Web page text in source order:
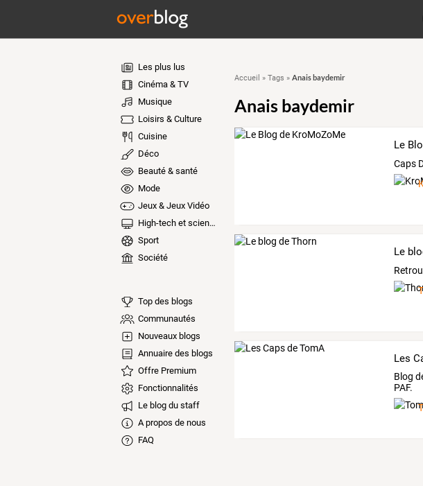
Les plus lus
Cinéma & TV
Musique
Loisirs & Culture
Cuisine
Déco
Beauté & santé
Mode
Jeux & Jeux Vidéo
High-tech et sciences
Sport
Société
Top des blogs
Communautés
Nouveaux blogs
Annuaire des blogs
Offre Premium
Fonctionnalités
Le blog du staff
A propos de nous
FAQ
Accueil » Tags » Anais baydemir
Anais baydemir
Le
Caps
Le
Les
Blog
PAF.